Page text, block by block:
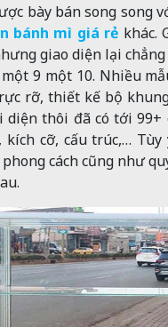
bày bán song song
bánh mì giá rẻ khác.
giao diện lại
9 một 10. Nhiều
rỡ, thiết kế bộ
diện thôi đã có tới 99+
kích cỡ, cấu trúc,…
cách cũng như